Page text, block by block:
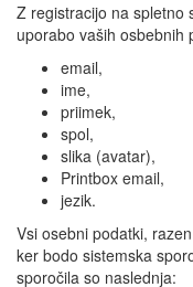
Z registracijo na spletno
uporabo vaših osbebnih
email,
ime,
priimek,
spol,
slika (avatar),
Printbox email,
jezik.
Vsi osebni podatki,
ker bodo sistemska
sporočila so naslednja: